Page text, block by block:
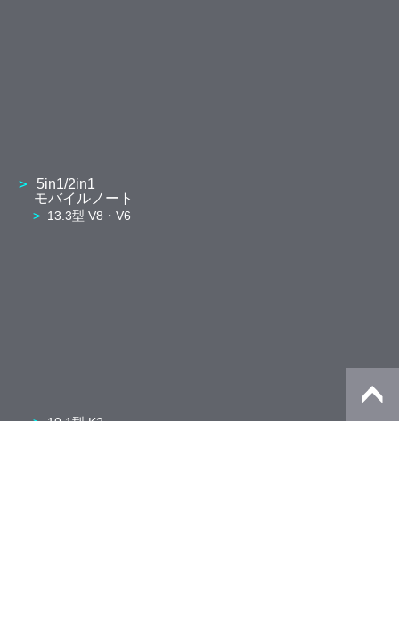
5in1/2in1
モバイルノート
13.3型 V8・V6
10.1型 K2